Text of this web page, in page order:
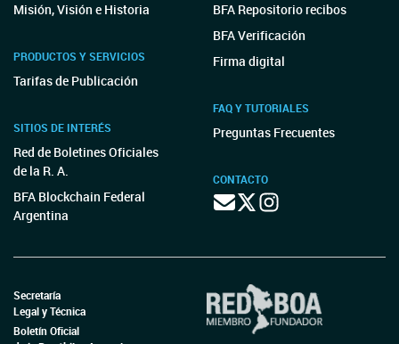
Misión, Visión e Historia
PRODUCTOS Y SERVICIOS
Tarifas de Publicación
SITIOS DE INTERÉS
Red de Boletines Oficiales
de la R. A.
BFA Blockchain Federal
Argentina
BFA Repositorio recibos
BFA Verificación
Firma digital
FAQ Y TUTORIALES
Preguntas Frecuentes
CONTACTO
Secretaría
Legal y Técnica
Boletín Oficial